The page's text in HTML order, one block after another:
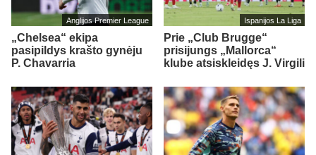
Anglijos Premier League
„Chelsea“ ekipa
pasipildys krašto gynėju
P. Chavarria
Ispanijos La Liga
Prie „Club Brugge“
prisijungs „Mallorca“
klube atsiskleidęs J. Virgili